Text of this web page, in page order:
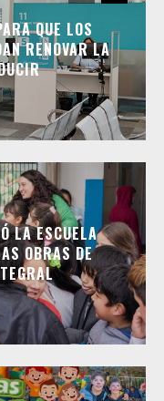
QUE LOS
RENOVAR LA
LA ESCUELA
OBRAS DE